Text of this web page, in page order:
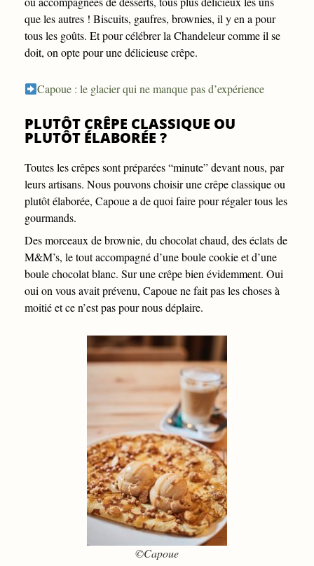
que les autres ! Biscuits, gaufres, brownies, il y en a pour
tous les goûts. Et pour célébrer la Chandeleur comme il se
doit, on opte pour une délicieuse crêpe.
Capoue : le glacier qui ne manque pas d’expérience
PLUTÔT CRÊPE CLASSIQUE OU
PLUTÔT ÉLABORÉE ?
Toutes les crêpes sont préparées “minute” devant nous, par
leurs artisans. Nous pouvons choisir une crêpe classique ou
plutôt élaborée, Capoue a de quoi faire pour régaler tous les
gourmands.
Des morceaux de brownie, du chocolat chaud, des éclats de
M&M’s, le tout accompagné d’une boule cookie et d’une
boule chocolat blanc. Sur une crêpe bien évidemment. Oui
oui on vous avait prévenu, Capoue ne fait pas les choses à
moitié et ce n’est pas pour nous déplaire.
©Capoue